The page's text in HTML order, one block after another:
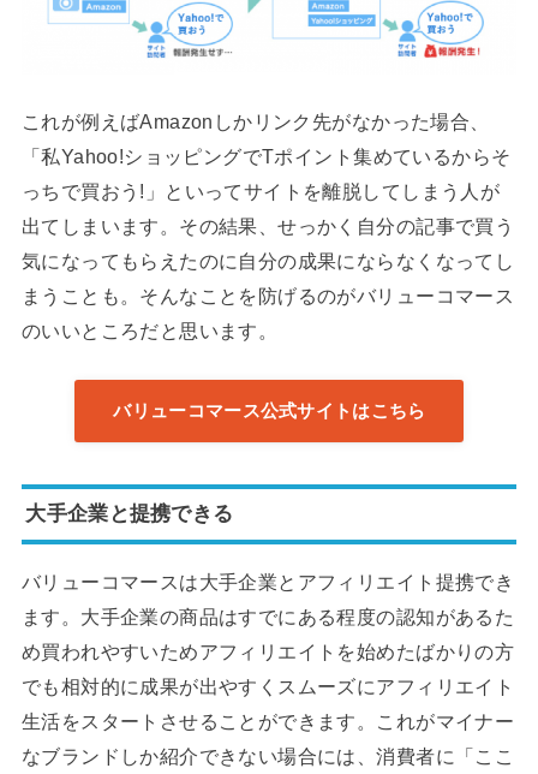
これが例えばAmazonしかリンク先がなかった場合、
「私Yahoo!ショッピングでTポイント集めているからそ
っちで買おう!」といってサイトを離脱してしまう人が
出てしまいます。その結果、せっかく自分の記事で買う
気になってもらえたのに自分の成果にならなくなってし
まうことも。そんなことを防げるのがバリューコマース
のいいところだと思います。
バリューコマース公式サイトはこちら
大手企業と提携できる
バリューコマースは大手企業とアフィリエイト提携でき
ます。大手企業の商品はすでにある程度の認知があるた
め買われやすいためアフィリエイトを始めたばかりの方
でも相対的に成果が出やすくスムーズにアフィリエイト
生活をスタートさせることができます。これがマイナー
なブランドしか紹介できない場合には、消費者に「ここ